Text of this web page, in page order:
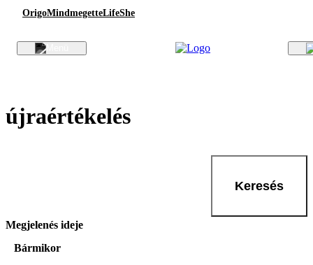
OrigoMindmegetteLifeShe
újraértékelés
Keresés
Megjelenés ideje
Bármikor